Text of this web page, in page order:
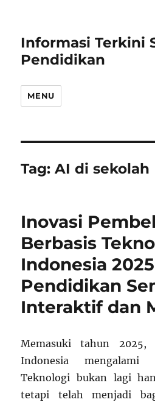
Informasi Terkini
Pendidikan
MENU
Tag:AI di sekolah
Inovasi
Berbasis
Indonesia
Pendidikan
Interaktif dan
Memasuki tahun 2025,
Indonesia mengalami
Teknologi bukan lagi
tetapi telah menjadi